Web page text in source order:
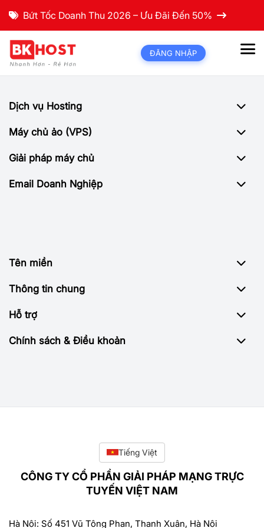
Bứt Tốc Doanh Thu 2026 – Ưu Đãi Đến 50%
ĐĂNG NHẬP
Dịch vụ Hosting
Máy chủ ảo (VPS)
Giải pháp máy chủ
Email Doanh Nghiệp
Tên miền
Thông tin chung
Hỗ trợ
Chính sách & Điều khoản
Tiếng Việt
CÔNG TY CỔ PHẦN GIẢI PHÁP MẠNG TRỰC
TUYẾN VIỆT NAM
Hà Nội: Số 451 Vũ Tông Phan, Thanh Xuân, Hà Nội